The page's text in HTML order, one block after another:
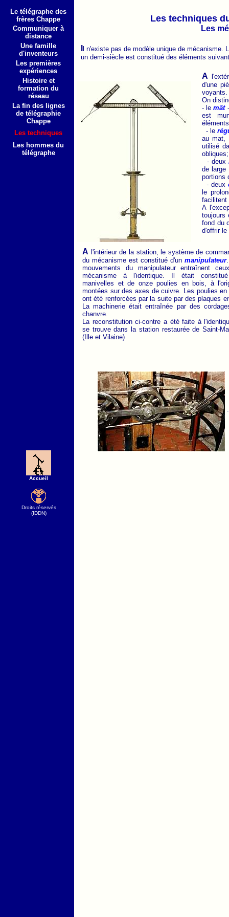
Le télégraphe des
frères Chappe
Communiquer à
distance
Une famille
d'inventeurs
Les premières
expériences
Histoire et
formation du
réseau
La fin des lignes
de télégraphie
Chappe
Les techniques
Les hommes du
télégraphe
Accueil
Droits réservés
(IDDN)
Les techniques
Les
l n'existe pas de modèle unique de
un demi-siècle est constitué des éléments
A
d'une
voyants.
On
- lemât-
est
- le
au mat,
utilisé
obliques;
- deux
de large
portions
- deux
le
A
toujours
fond du
d'offrir
A l'intérieur de la station, le système de
du mécanisme est constitué d'un manipulateur
mouvements du manipulateur entraînent
mécanisme à l'identique. Il était
manivelles et de onze poulies en bois, à
montées sur des axes de cuivre. Les poulies en
ont été renforcées par la suite par des plaques
La machinerie était entraînée par des
chanvre.
La reconstitution ci-contre a été faite à
se trouve dans la station restaurée de Saint-
(Ille et Vilaine)
.